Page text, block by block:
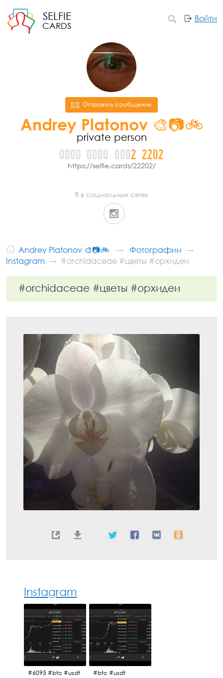
SELFIE
CARDS
Войти
Отправить сообщение
Andrey Platonov 🎨📷🚲
private person
0000 0000 0002 2202
https://selfie.cards/22202/
Я в социальных сетях
Andrey Platonov 🎨📷🚲
Фотографии
Instagram
#orchidaceae #цветы #орхидеи
#orchidaceae #цветы #орхидеи
Instagram
#6095 #btc #usdt #btc #usdt